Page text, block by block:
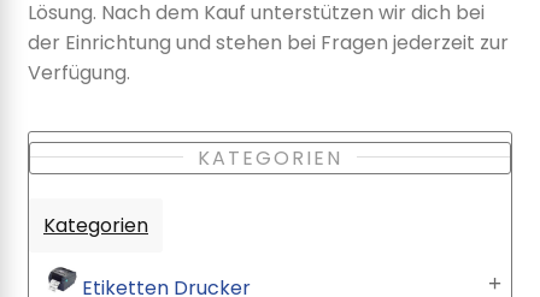
Lösung. Nach dem Kauf unterstützen wir dich bei
der Einrichtung und stehen bei Fragen jederzeit zur
Verfügung.
KATEGORIEN
Kategorien
Etiketten Drucker